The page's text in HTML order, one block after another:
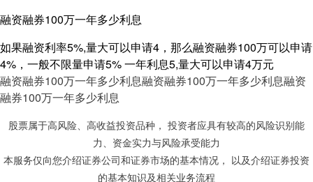
融资融券100万一年多少利息
如果融资利率5%,量大可以申请4，那么融资融券100万可以申请
4%，一般不限量申请5% 一年利息5,量大可以申请4万元
融资融券100万一年多少利息融资融券100万一年多少利息融资
融券100万一年多少利息
股票属于高风险、高收益投资品种， 投资者应具有较高的风险识别能
力、资金实力与风险承受能力
本服务仅向您介绍证券公司和证券市场的基本情况， 以及介绍证券投资
的基本知识及相关业务流程